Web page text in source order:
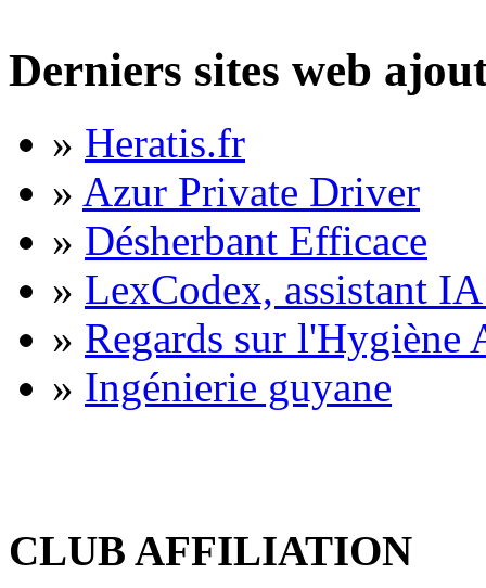
Derniers sites web
» Heratis.fr
» Azur Private Driver
» Désherbant Efficace
» LexCodex, assistant
» Regards sur l'Hygiène
» Ingénierie guyane
CLUB AFFILIATION